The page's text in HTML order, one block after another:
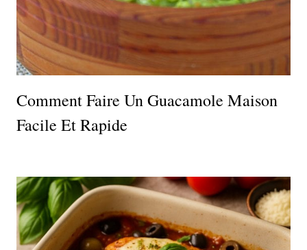
Comment Faire Un Guacamole Maison
Facile Et Rapide